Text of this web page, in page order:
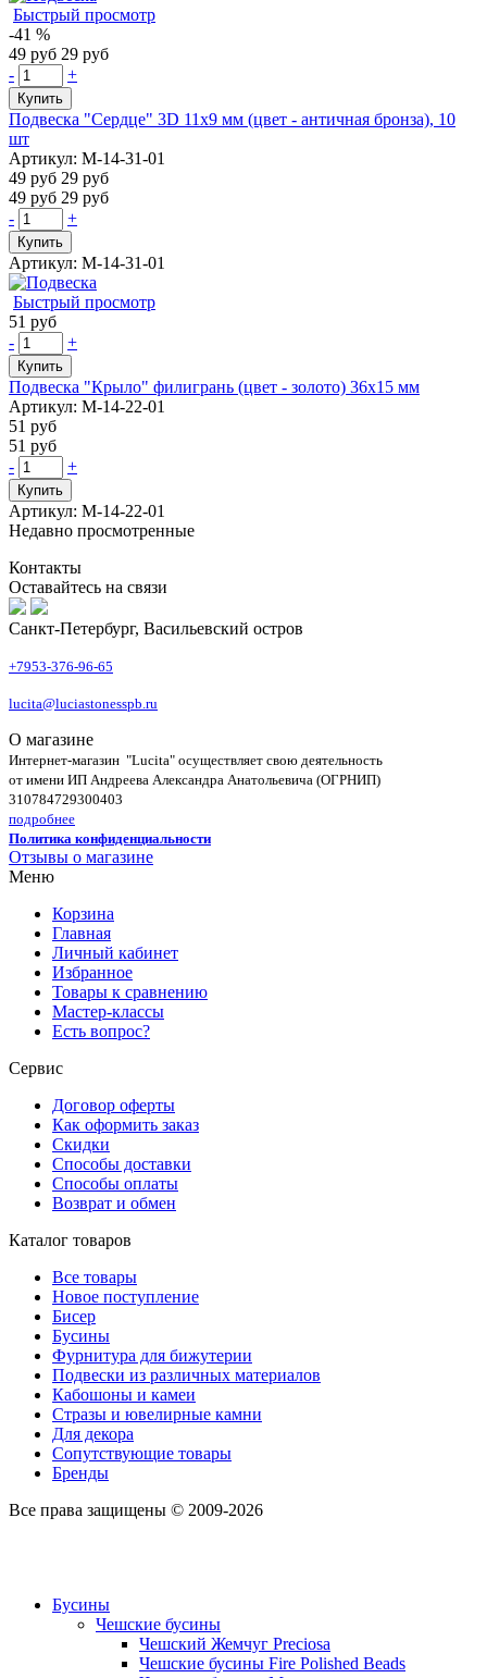
Быстрый просмотр
-41 %
49 руб 29 руб
-
+
Купить
Подвеска "Сердце" 3D 11х9 мм (цвет - античная бронза), 10
шт
Артикул: М-14-31-01
49 руб 29 руб
49 руб 29 руб
-
+
Купить
Артикул: М-14-31-01
Быстрый просмотр
51 руб
-
+
Купить
Подвеска "Крыло" филигрань (цвет - золото) 36х15 мм
Артикул: М-14-22-01
51 руб
51 руб
-
+
Купить
Артикул: М-14-22-01
Недавно просмотренные
Контакты
Оставайтесь на связи
Санкт-Петербург, Васильевский остров
+7953-376-96-65
lucita@luciastonesspb.ru
О магазине
Интернет-магазин "Lucita" осуществляет свою деятельность
от имени ИП Андреева Александра Анатольевича (ОГРНИП)
310784729300403
подробнее
Политика конфиденциальности
Отзывы о магазине
Меню
Корзина
Главная
Личный кабинет
Избранное
Товары к сравнению
Мастер-классы
Есть вопрос?
Сервис
Договор оферты
Как оформить заказ
Скидки
Способы доставки
Способы оплаты
Возврат и обмен
Каталог товаров
Все товары
Новое поступление
Бисер
Бусины
Фурнитура для бижутерии
Подвески из различных материалов
Кабошоны и камеи
Стразы и ювелирные камни
Для декора
Сопутствующие товары
Бренды
Все права защищены © 2009-2026
Бусины
Чешские бусины
Чешский Жемчуг Preciosa
Чешские бусины Fire Polished Beads